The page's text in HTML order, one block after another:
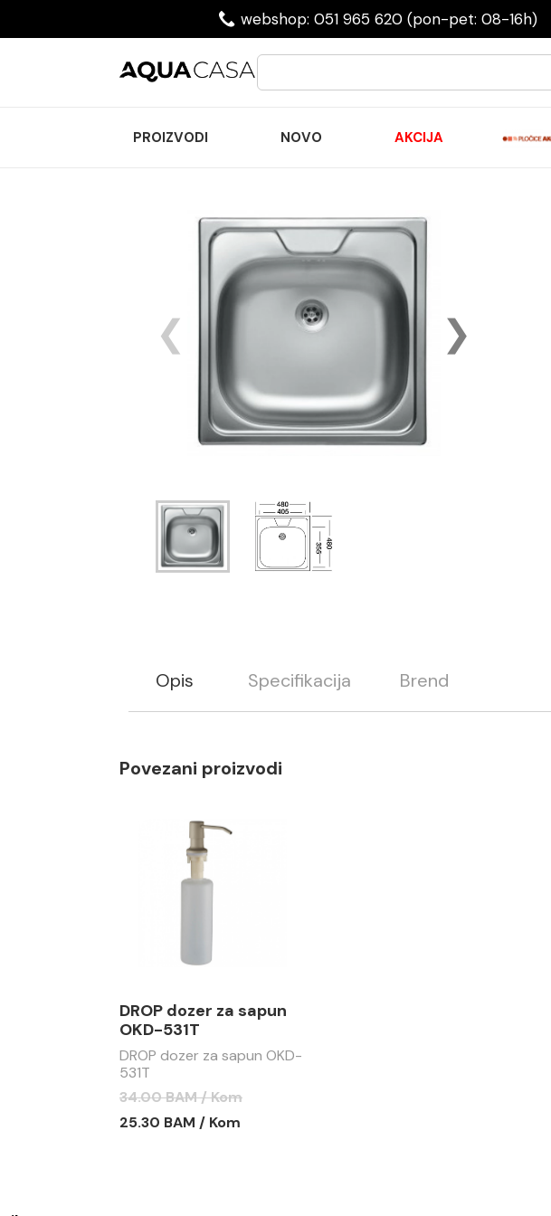
webshop: 051 965 620 (pon-pet: 08-16h)
PROIZVODI NOVO AKCIJA
Opis Specifikacija Brend
Povezani proizvodi
DROP dozer za sapun
OKD-531T
DROP dozer za sapun OKD-
531T
34.00 BAM / Kom
25.30 BAM / Kom